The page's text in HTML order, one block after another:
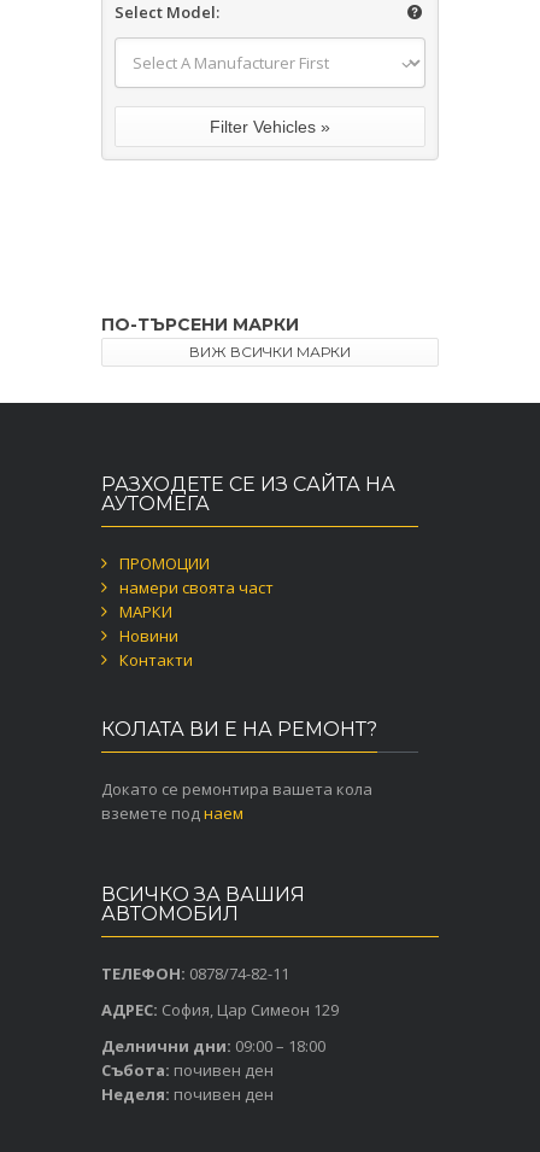
Select Model:
ПО-ТЪРСЕНИ МАРКИ
ВИЖ ВСИЧКИ МАРКИ
РАЗХОДЕТЕ СЕ ИЗ САЙТА НА
АУТОМЕГА
ПРОМОЦИИ
намери своята част
МАРКИ
Новини
Контакти
КОЛАТА ВИ Е НА РЕМОНТ?
Докато се ремонтира вашета кола
вземете поднаем
ВСИЧКО ЗА ВАШИЯ
АВТОМОБИЛ
ТЕЛЕФОН: 0878/74-82-11
АДРЕС: София, Цар Симеон 129
Делнични дни: 09:00 – 18:00
Събота: почивен ден
Неделя: почивен ден